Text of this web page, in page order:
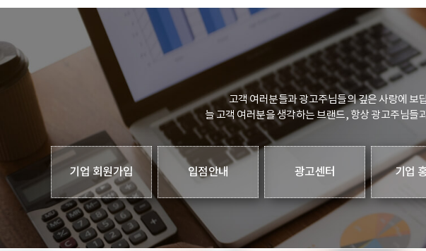
고객 여러분들과 광고주님들의 깊은 사랑에 보
늘 고객 여러분을 생각하는 브랜드, 항상 광고주님들
기업 회원가입 입점안내 광고센터 기업